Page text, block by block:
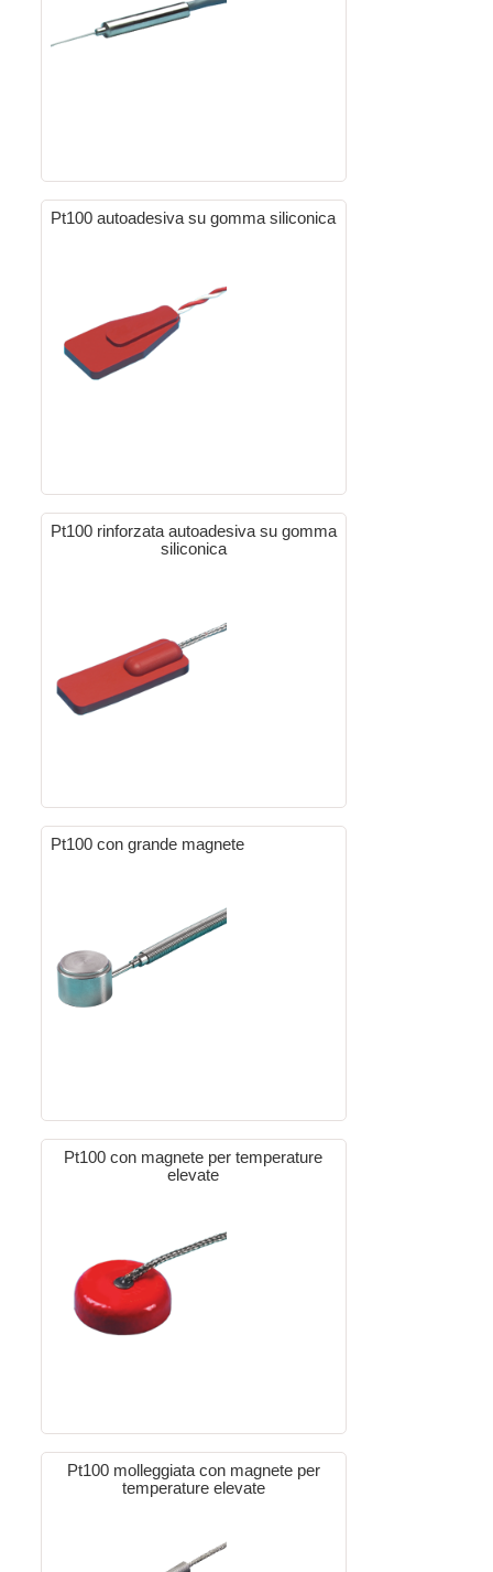
Pt100 autoadesiva su gomma siliconica
Pt100 rinforzata autoadesiva su gomma
siliconica
Pt100 con grande magnete
Pt100 con magnete per temperature
elevate
Pt100 molleggiata con magnete per
temperature elevate